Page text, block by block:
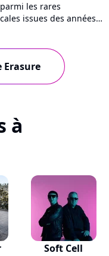
les rares
issues des années
sans
Erasure
à
Soft Cell